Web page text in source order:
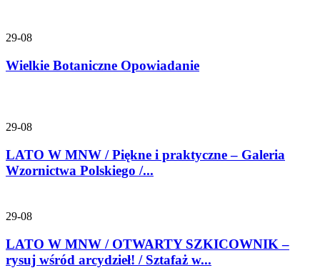
29-08
Wielkie Botaniczne Opowiadanie
29-08
LATO W MNW / Piękne i praktyczne – Galeria
Wzornictwa Polskiego /...
29-08
LATO W MNW / OTWARTY SZKICOWNIK –
rysuj wśród arcydzieł! / Sztafaż w...